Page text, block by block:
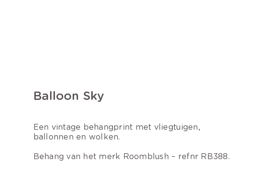
Balloon Sky
Een vintage behangprint met vliegtuigen,
ballonnen en wolken.
Behang van het merk Roomblush – refnr RB388.